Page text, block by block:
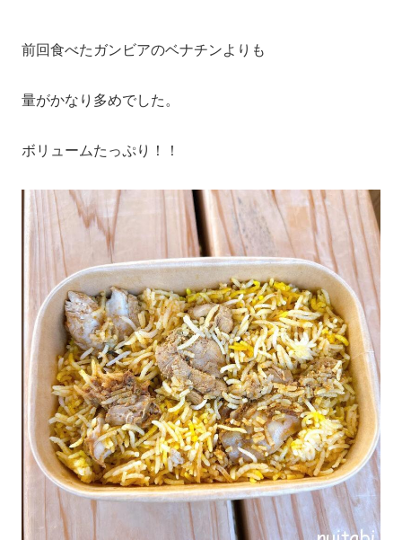
前回食べたガンビアのベナチンよりも
量がかなり多めでした。
ボリュームたっぷり！！